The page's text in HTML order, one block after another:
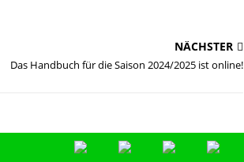
NÄCHSTER
Das Handbuch für die Saison 2024/2025 ist online!